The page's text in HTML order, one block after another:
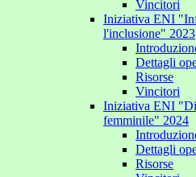
Vincitori
Iniziativa ENI
l'inclusione" 2023
Dettagli
Risorse
Vincitori
Iniziativa ENI
femminile" 2024
Dettagli
Risorse